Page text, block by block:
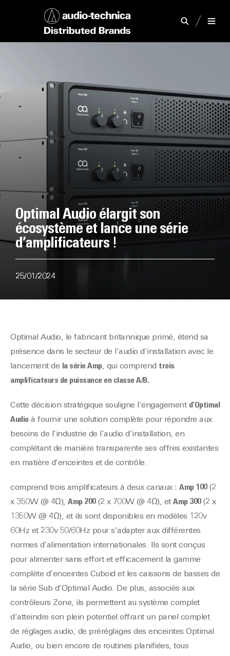
Optimal Audio élargit son
écosystème et lance une série
d’amplificateurs !
25/01/2024
Optimal Audio, le fabricant britannique primé, étend sa
présence dans le secteur de l’audio d’installation avec le
lancement de la série Amp, qui comprend trois
amplificateurs de puissance en classe A/B.
Cette décision stratégique souligne l’engagement d’Optimal
Audioà fournir une solution complète pour répondre aux
besoins de l’industrie de l’audio d’installation, en
complétant de manière transparente ses offres existantes
en matière d’enceintes et de contrôle.
comprend trois amplificateurs à deux canaux : Amp 100(2
x 350W @ 4Ω), Amp 200(2 x 700W @ 4Ω), et Amp 300(2 x
1350W @ 4Ω), et ils sont disponibles en modèles 120v
60Hz et 230v 50/60Hz pour s’adapter aux différentes
normes d’alimentation internationales. Ils sont conçus
pour alimenter sans effort et efficacement la gamme
complète d’enceintes Cuboid et les caissons de basses de
la série Sub d’Optimal Audio. De plus, associés aux
contrôleurs Zone, ils permettent au système complet
d’atteindre son plein potentiel offrant un panel complet
de réglages audio, de préréglages des enceintes Optimal
Audio, ou bien encore de routines planifiées, tous